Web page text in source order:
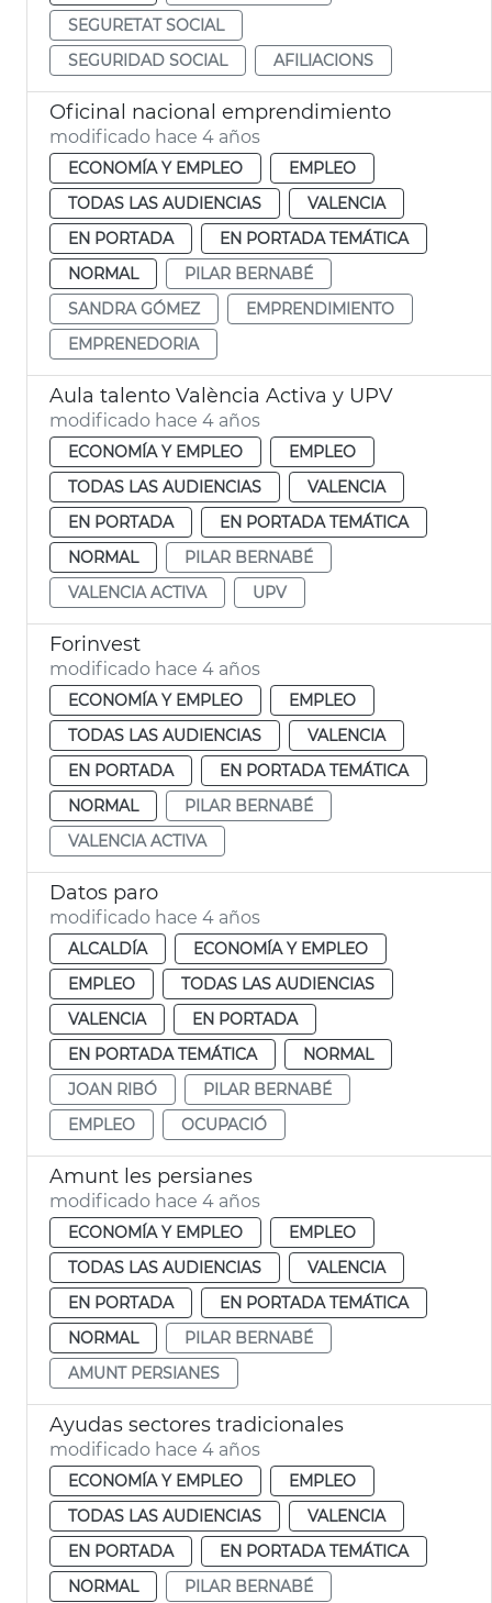
SEGURETAT SOCIAL
SEGURIDAD SOCIAL
AFILIACIONS
Oficinal nacional emprendimiento
modificado hace 4 años
ECONOMÍA Y EMPLEO
EMPLEO
TODAS LAS AUDIENCIAS
VALENCIA
EN PORTADA
EN PORTADA TEMÁTICA
NORMAL
PILAR BERNABÉ
SANDRA GÓMEZ
EMPRENDIMIENTO
EMPRENEDORIA
Aula talento València Activa y UPV
modificado hace 4 años
ECONOMÍA Y EMPLEO
EMPLEO
TODAS LAS AUDIENCIAS
VALENCIA
EN PORTADA
EN PORTADA TEMÁTICA
NORMAL
PILAR BERNABÉ
VALENCIA ACTIVA
UPV
Forinvest
modificado hace 4 años
ECONOMÍA Y EMPLEO
EMPLEO
TODAS LAS AUDIENCIAS
VALENCIA
EN PORTADA
EN PORTADA TEMÁTICA
NORMAL
PILAR BERNABÉ
VALENCIA ACTIVA
Datos paro
modificado hace 4 años
ALCALDÍA
ECONOMÍA Y EMPLEO
EMPLEO
TODAS LAS AUDIENCIAS
VALENCIA
EN PORTADA
EN PORTADA TEMÁTICA
NORMAL
JOAN RIBÓ
PILAR BERNABÉ
EMPLEO
OCUPACIÓ
Amunt les persianes
modificado hace 4 años
ECONOMÍA Y EMPLEO
EMPLEO
TODAS LAS AUDIENCIAS
VALENCIA
EN PORTADA
EN PORTADA TEMÁTICA
NORMAL
PILAR BERNABÉ
AMUNT PERSIANES
Ayudas sectores tradicionales
modificado hace 4 años
ECONOMÍA Y EMPLEO
EMPLEO
TODAS LAS AUDIENCIAS
VALENCIA
EN PORTADA
EN PORTADA TEMÁTICA
NORMAL
PILAR BERNABÉ